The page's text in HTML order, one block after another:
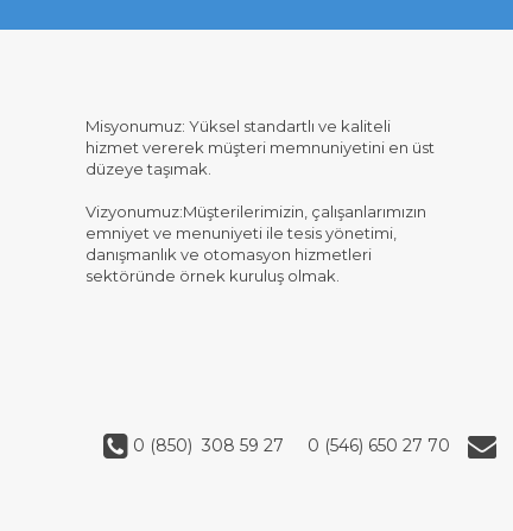
Misyonumuz: Yüksel standartlı ve kaliteli
hizmet vererek müşteri memnuniyetini en üst
düzeye taşımak.
Vizyonumuz:Müşterilerimizin, çalışanlarımızın
emniyet ve menuniyeti ile tesis yönetimi,
danışmanlık ve otomasyon hizmetleri
sektöründe örnek kuruluş olmak.
0 (850) 308 59 27 0 (546) 650 27 70